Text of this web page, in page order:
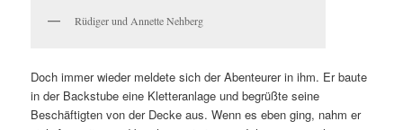
Rüdiger und Annette Nehberg
Doch immer wieder meldete sich der Abenteurer in ihm. Er baute
in der Backstube eine Kletteranlage und begrüßte seine
Beschäftigten von der Decke aus. Wenn es eben ging, nahm er